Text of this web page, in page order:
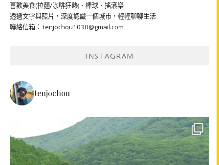
喜歡美食(拉麵/咖啡狂熱)、棒球、搖滾樂
透過文字與照片，深度認識一個城市，輕輕聊聊生活
聯絡信箱： tenjochou1030@gmail.com
INSTAGRAM
tenjochou